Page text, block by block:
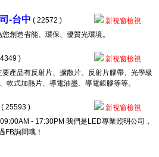
-台中 ( 22572 )
新視窗檢視
創造省能、環保、優質光環境。
)
新視窗檢視
產品有反射片、擴散片、反射片膠帶、光學級
軟式加熱片、導電油墨、導電銀膠等等。
( 25593 )
新視窗檢視
- 17:30PM 我們是LED專業照明公司，
FB詢問哦！